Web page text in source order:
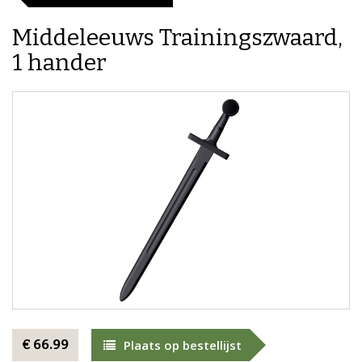
Middeleeuws Trainingszwaard,
1 hander
€ 66.99 Plaats op bestellijst